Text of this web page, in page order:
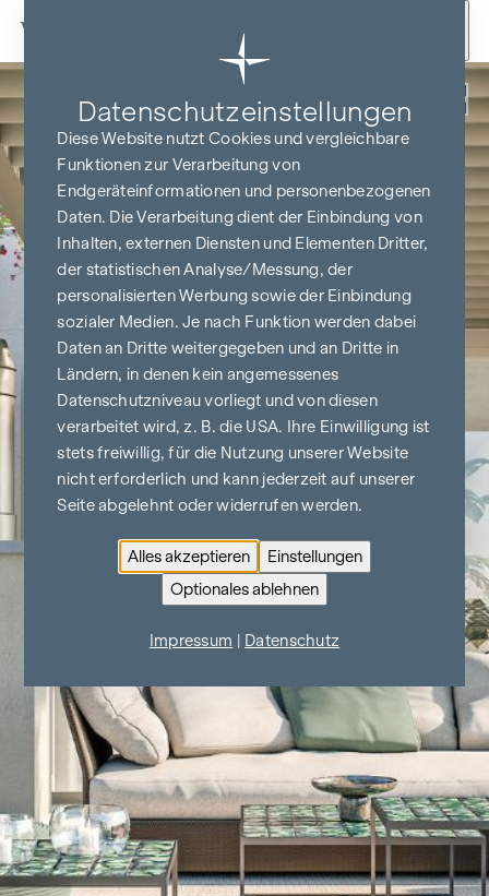
Zum Inhalt springen
Zurück
Datenschutz­einstellungen
Diese Website nutzt Cookies und vergleichbare
Funktionen zur Verarbeitung von
Endgeräteinformationen und personenbezogenen
Daten. Die Verarbeitung dient der Einbindung von
Inhalten, externen Diensten und Elementen Dritter,
der statistischen Analyse/Messung, der
personalisierten Werbung sowie der Einbindung
sozialer Medien. Je nach Funktion werden dabei
Daten an Dritte weitergegeben und an Dritte in
Ländern, in denen kein angemessenes
Datenschutzniveau vorliegt und von diesen
verarbeitet wird, z. B. die USA. Ihre Einwilligung ist
stets freiwillig, für die Nutzung unserer Website
nicht erforderlich und kann jederzeit auf unserer
Seite abgelehnt oder widerrufen werden.
Alles akzeptieren
Einstellungen
Optionales ablehnen
Impressum Datenschutz